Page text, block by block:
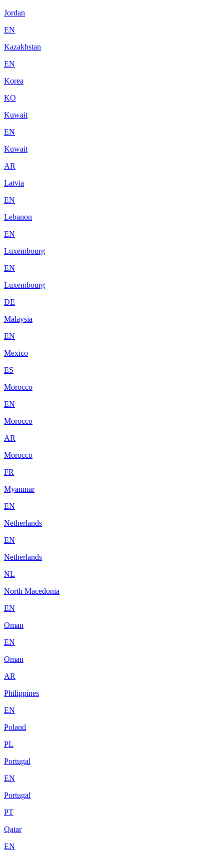
Jordan
EN
Kazakhstan
EN
Korea
KO
Kuwait
EN
Kuwait
AR
Latvia
EN
Lebanon
EN
Luxembourg
EN
Luxembourg
DE
Malaysia
EN
Mexico
ES
Morocco
EN
Morocco
AR
Morocco
FR
Myanmar
EN
Netherlands
EN
Netherlands
NL
North Macedonia
EN
Oman
EN
Oman
AR
Philippines
EN
Poland
PL
Portugal
EN
Portugal
PT
Qatar
EN